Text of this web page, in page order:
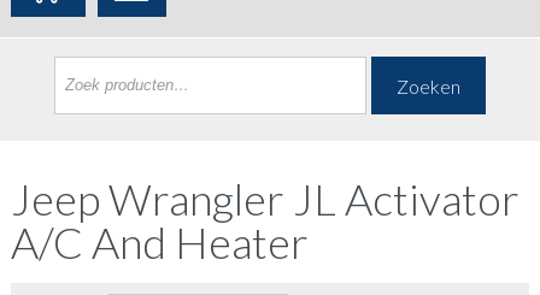
Zoeken
Jeep Wrangler JL Activator
A/C And Heater